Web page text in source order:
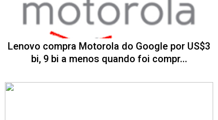
Lenovo compra Motorola do Google por US$3
bi, 9 bi a menos quando foi compr...